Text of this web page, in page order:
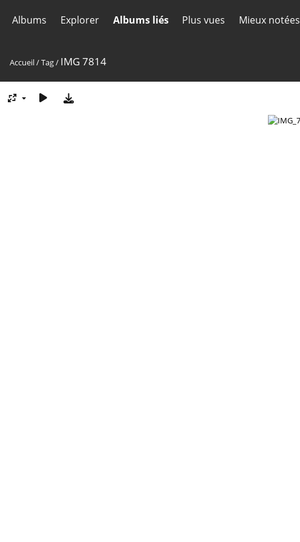
Albums Explorer Albums liés Plus vues Mieux notées
Accueil/Tag/ IMG 7814